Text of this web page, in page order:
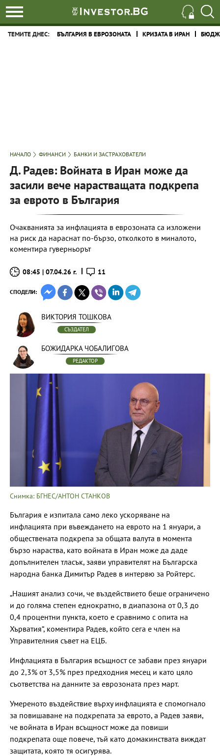
ТЕМИТЕ ДНЕС: БЪЛГАРИЯ В ЕВРОЗОНАТА КРИЗАТА В ИРАН
НАЧАЛО ФИНАНСИ БАНКИ И ЗАСТРАХОВАТЕЛИ
Д. Радев: Войната в Иран може да
засили вече нарастващата подкрепа
за еврото в България
Очакванията за инфлацията в еврозоната са изложени
на риск да нараснат по-бързо, отколкото в миналото,
коментира гуверньорът
08:45 | 07.04.26 г. 11
СПОДЕЛИ:
ВИКТОРИЯ ТОШКОВА
СЪЗДАТЕЛ
БОЖИДАРКА ЧОБАЛИГОВА
РЕДАКТОР
Снимка: БГНЕС/АНТОН СТАНКОВ
България е изпитала само леко ускоряване на
инфлацията при въвеждането на еврото на 1 януари, а
обществената подкрепа за общата валута в момента
бързо нараства, като войната в Иран може да даде
допълнителен тласък, заяви управителят на Българска
народна банка Димитър Радев в интервю за Ройтерс.
„Нашият анализ сочи, че въздействието беше ограничено
и до голяма степен еднократно, в диапазона от 0,3 до
0,4 процентни пункта, което е сравнимо с опита на
Хърватия“, коментира Радев, който сега е член на
Управителния съвет на ЕЦБ.
Инфлацията в България всъщност се забави през януари
до 2,3% от 3,5% през предходния месец и като цяло
съответства на данните за еврозоната през март.
Умереното въздействие върху инфлацията е спомогнало
за повишаване на подкрепата за еврото, а Радев заяви,
че войната в Иран всъщност може да повиши
подкрепата още повече, тъй като домакинствата виждат
защитата, която тя осигурява.